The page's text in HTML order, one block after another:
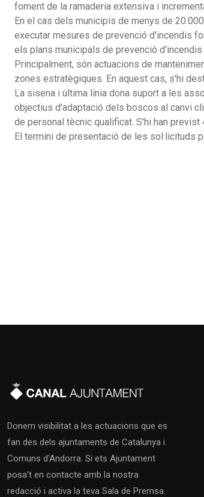
foment de la ramaderia extensiva i
En el cas dels municipis de menys de
executar mesures de prevenció d'incendis
els plans municipals de prevenció
Principalment, són actuacions de
zones estratègiques. En aquest cas, s'hi
La sisena i última línia dona suport a les
objectius d'adaptació dels boscos al canvi
de personal tècnic qualificat. S'hi han
El termini de presentació de les sol·licituds
Donem visibilitat a les actuacions que es
fan des dels ajuntaments de Catalunya i
Comuns d'Andorra. Si ets Ajuntament
posa't en contacte amb la nostra
redacció i activa la teva Sala de Premsa.